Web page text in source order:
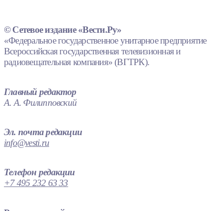
© Сетевое издание «Вести.Ру»
«Федеральное государственное унитарное предприятие
Всероссийская государственная телевизионная и
радиовещательная компания» (ВГТРК).
Главный редактор
А. А. Филипповский
Эл. почта редакции
info@vesti.ru
Телефон редакции
+7 495 232 63 33